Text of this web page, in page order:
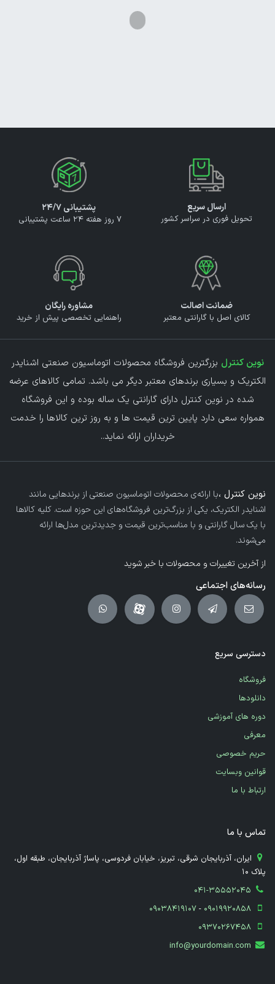
ارسال سریع
تحویل فوری در سراسر کشور
پشتیبانی ۲۴/۷
7 روز هفته 24 ساعت پشتیبانی
ضمانت اصالت
کالای اصل با گارانتی معتبر
مشاوره رایگان
راهنمایی تخصصی پیش از خرید
نوین کنترل بزرگترین فروشگاه محصولات اتوماسیون صنعتی اشنایدر
الکتریک و بسیاری برندهای معتبر دیگر می باشد. تمامی کالاهای عرضه
شده در نوین کنترل دارای گارانتی یک ساله بوده و این فروشگاه
همواره سعی دارد پایین ترین قیمت ها و به روز ترین کالاها را خدمت
خریداران ارائه نماید..
نوین کنترل ،با ارائه‌ی محصولات اتوماسیون صنعتی از برندهایی مانند
اشنایدر الکتریک، یکی از بزرگ‌ترین فروشگاه‌های این حوزه است. کلیه کالاها
با یک سال گارانتی و با مناسب‌ترین قیمت و جدیدترین مدل‌ها ارائه
می‌شوند.
از آخرین تغییرات و محصولات با خبر شوید
رسانه‌های اجتماعی
دسترسی سریع
فروشگاه
دانلودها
دوره های آموزشی
معرفی
حریم خصوصی
قوانین وبسایت
ارتباط با ما
تماس با ما
​ ایران، آذربایجان شرقی، تبریز، خیابان فردوسی، پاساژ آذربایجان، طبقه اول،
پلاک 10
041-35552045
09038419107-09019920858
09370267458
info@yourdomain.com